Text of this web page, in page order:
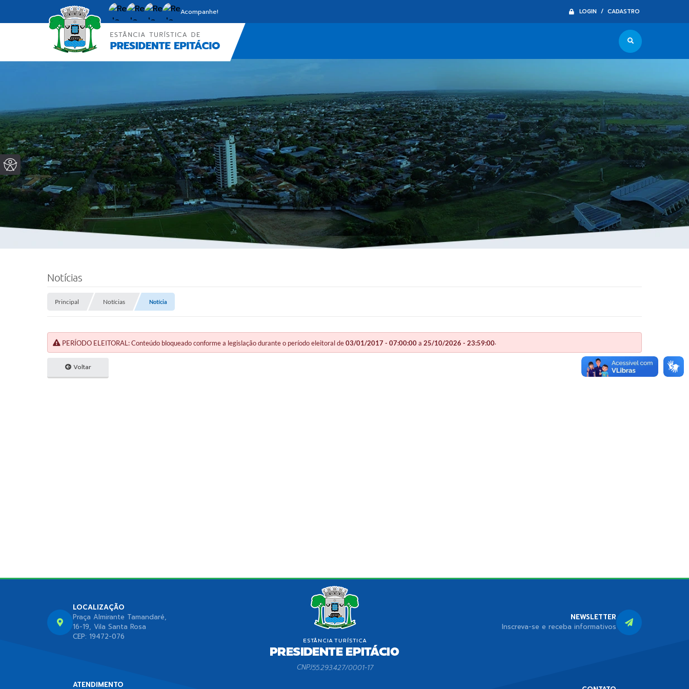
LOGIN / CADASTRO
Acompanhe!
Notícias
Principal Notícias Notícia
PERÍODO ELEITORAL: Conteúdo bloqueado conforme a legislação durante o período eleitoral de03/01/2017 - 07:00:00a 25/10/2026 - 23:59:00.
Voltar
LOCALIZAÇÃO
Praça Almirante Tamandaré,
16-19, Vila Santa Rosa
CEP: 19472-076
ATENDIMENTO
CNPJ55.293.427/0001-17
NEWSLETTER
Inscreva-se e receba informativos